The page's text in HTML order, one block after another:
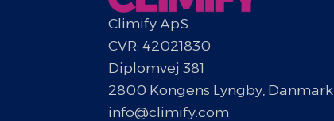
Climify ApS
CVR: 42021830
Diplomvej 381
2800 Kongens Lyngby, Danmark
info@climify.com